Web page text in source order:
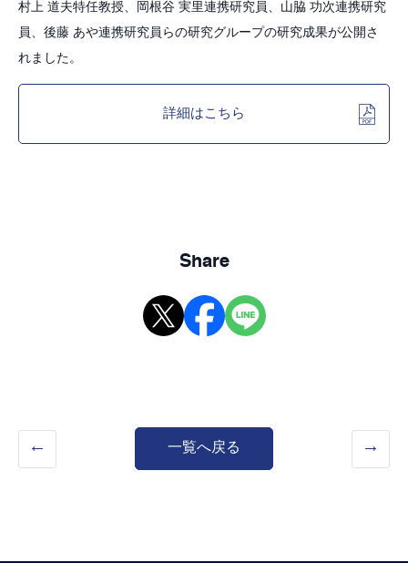
村上 道夫特任教授、岡根谷 実里連携研究員、山脇 功次連携研究
員、後藤 あや連携研究員らの研究グループの研究成果が公開さ
れました。
詳細はこちら
Share
一覧へ戻る